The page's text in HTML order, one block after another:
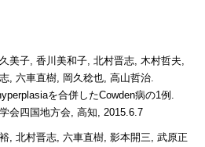
美子, 香川美和子, 北村晋志, 木村哲夫,
, 六車直樹, 岡久稔也, 高山哲治.
を合併したCowden病の1例.
会四国地方会, 高知, 2015.6.7
, 北村晋志, 六車直樹, 影本開三, 武原正